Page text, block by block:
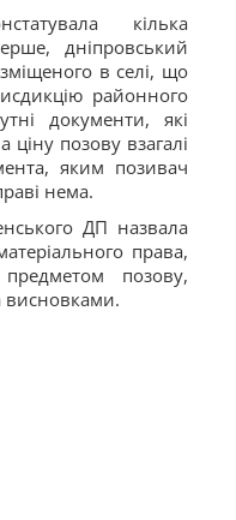
кілька
дніпровський
в селі, що
районного
документи, які
ціну позову взагалі
яким позивач
нема.
ДП назвала
права,
позову,
висновками.